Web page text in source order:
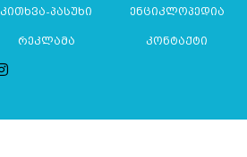
კითხვა-პასუხი ენციკლოპედია
რეკლამა კონტაქტი